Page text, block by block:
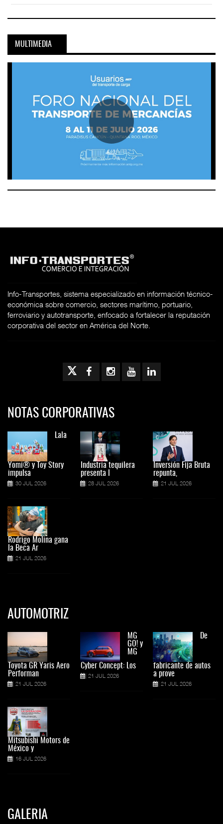
MULTIMEDIA
Info-Transportes, sistema especializado en información técnico-
económica sobre comercio, sectores marítimo, portuario,
ferroviario y autotransporte, enfocado a fortalecer la reputación
corporativa del sector en América del Norte.
NOTAS CORPORATIVAS
Lala
Yomi® y Toy Story
impulsa
30 JUL 2026
Rodrigo Molina gana
la Beca Ar
21 JUL 2026
Industria tequilera
presenta l
28 JUL 2026
Inversión Fija Bruta
repunta,
21 JUL 2026
AUTOMOTRIZ
Toyota GR Yaris Aero
Performan
21 JUL 2026
Mitsubishi Motors de
México y
16 JUL 2026
MG
GO! y
MG
Cyber Concept: Los
21 JUL 2026
De
fabricante de autos
a prove
21 JUL 2026
GALERIA